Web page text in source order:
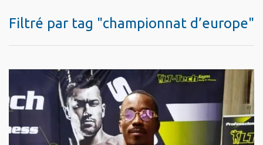
Filtré par tag "championnat d’europe"